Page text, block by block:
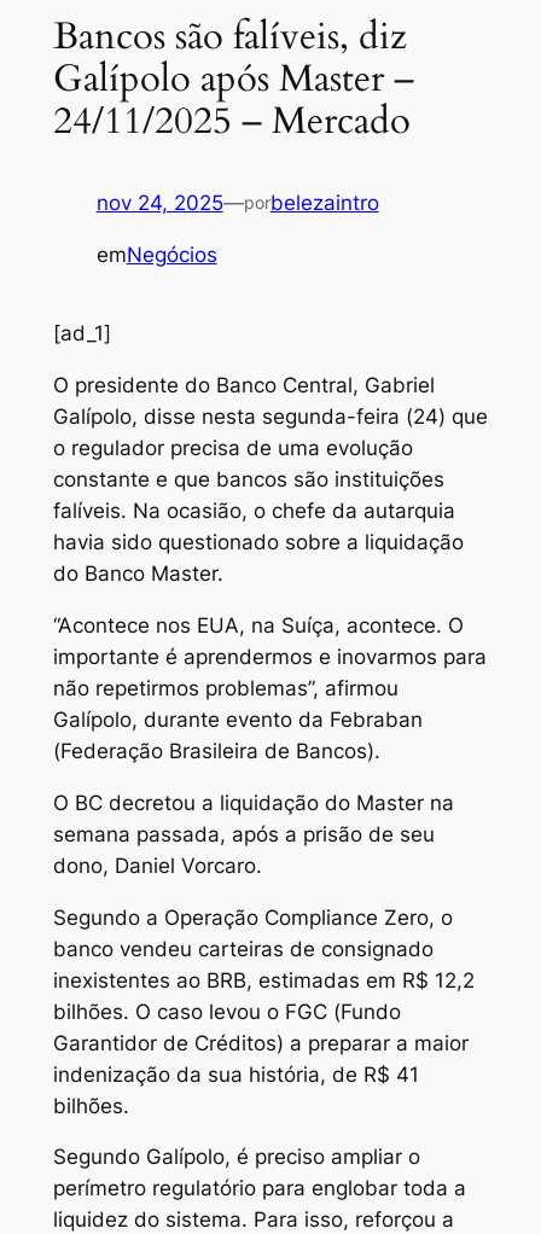
Bancos são falíveis, diz
Galípolo após Master –
24/11/2025 – Mercado
nov 24, 2025—porbelezaintro
emNegócios
[ad_1]
O presidente do Banco Central, Gabriel
Galípolo, disse nesta segunda-feira (24) que
o regulador precisa de uma evolução
constante e que bancos são instituições
falíveis. Na ocasião, o chefe da autarquia
havia sido questionado sobre a liquidação
do Banco Master.
“Acontece nos EUA, na Suíça, acontece. O
importante é aprendermos e inovarmos para
não repetirmos problemas”, afirmou
Galípolo, durante evento da Febraban
(Federação Brasileira de Bancos).
O BC decretou a liquidação do Master na
semana passada, após a prisão de seu
dono, Daniel Vorcaro.
Segundo a Operação Compliance Zero, o
banco vendeu carteiras de consignado
inexistentes ao BRB, estimadas em R$ 12,2
bilhões. O caso levou o FGC (Fundo
Garantidor de Créditos) a preparar a maior
indenização da sua história, de R$ 41
bilhões.
Segundo Galípolo, é preciso ampliar o
perímetro regulatório para englobar toda a
liquidez do sistema. Para isso, reforçou a